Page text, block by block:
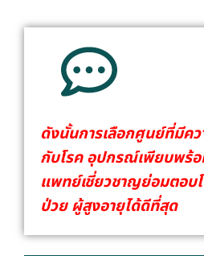
ดังนั้นการเลือกศูนย์ที่มีค
กับโรค อุปกรณ์เพียบพร้อ
แพทย์เชี่ยวชาญย่อมตอบ
ป่วย ผู้สูงอายุได้ดีที่สุด